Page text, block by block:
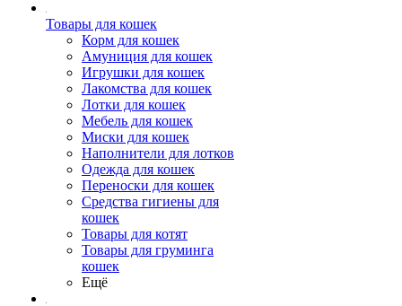
Товары для кошек
Корм для кошек
Амуниция для кошек
Игрушки для кошек
Лакомства для кошек
Лотки для кошек
Мебель для кошек
Миски для кошек
Наполнители для лотков
Одежда для кошек
Переноски для кошек
Средства гигиены для
кошек
Товары для котят
Товары для груминга
кошек
Ещё